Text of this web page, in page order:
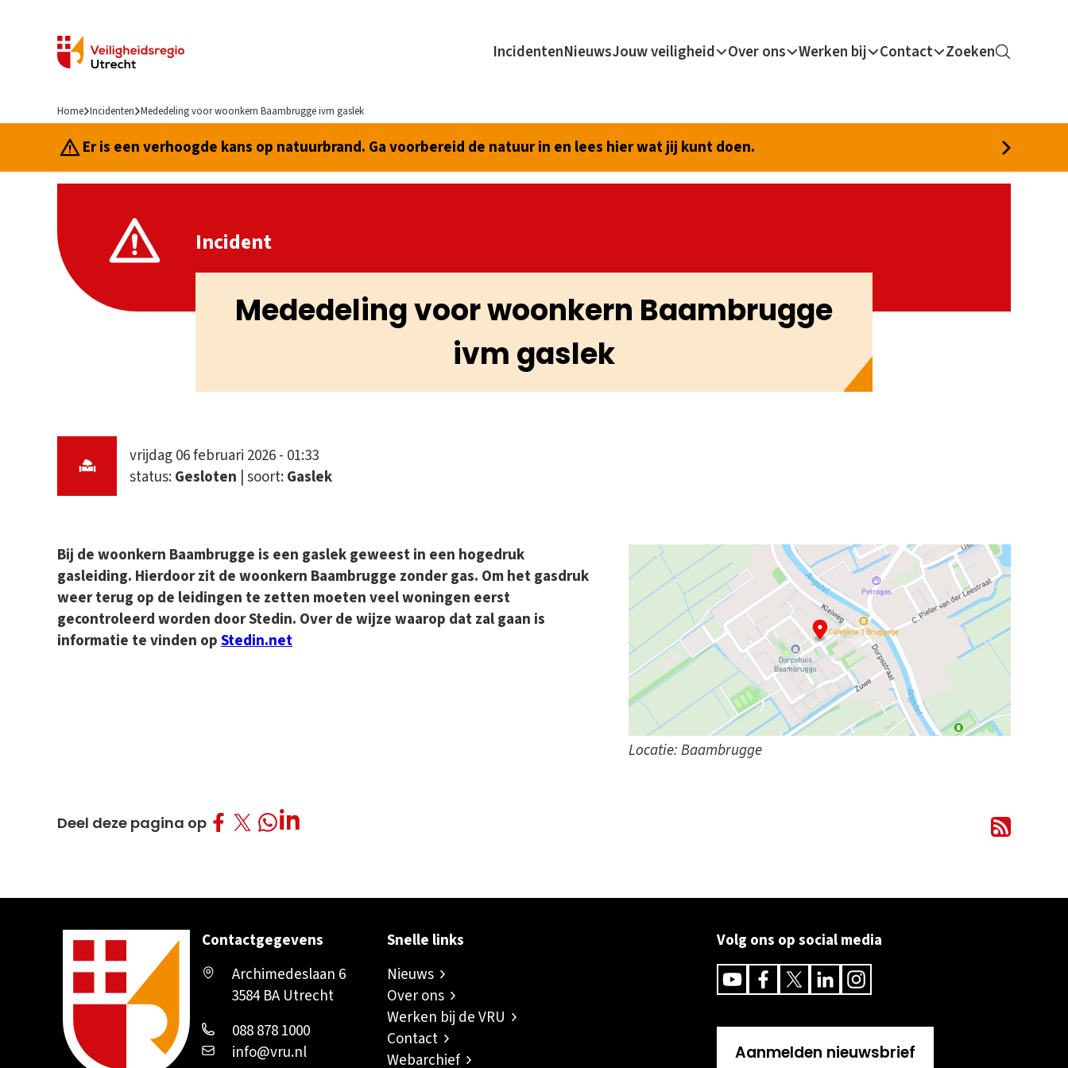
IncidentenNieuwsJouw veiligheid Over ons Werken bij Contact Zoeken
Home Incidenten Mededeling voor woonkern Baambrugge ivm gaslek
Er is een verhoogde kans op natuurbrand. Ga voorbereid de natuur in en lees hier wat jij kunt doen.
Incident
Mededeling voor woonkern Baambrugge
ivm gaslek
vrijdag 06 februari 2026 - 01:33
status:Gesloten | soort:Gaslek
Bij de woonkern Baambrugge is een gaslek geweest in een hogedruk
gasleiding. Hierdoor zit de woonkern Baambrugge zonder gas. Om het gasdruk
weer terug op de leidingen te zetten moeten veel woningen eerst
gecontroleerd worden door Stedin. Over de wijze waarop dat zal gaan is
informatie te vinden opStedin.net
Locatie: Baambrugge
Deel deze pagina opDeel op Facebook
Deel op Twitter
Deel op Whatsapp
Deel op LinkedIn
Contactgegevens
Archimedeslaan 6
3584 BA Utrecht
088 878 1000
info@vru.nl
Snelle links
Nieuws
Over ons
Werken bij de VRU
Contact
Webarchief
Volg ons op social media
YoutubeFacebookTwitterLinkedinInstagram
Aanmelden nieuwsbrief